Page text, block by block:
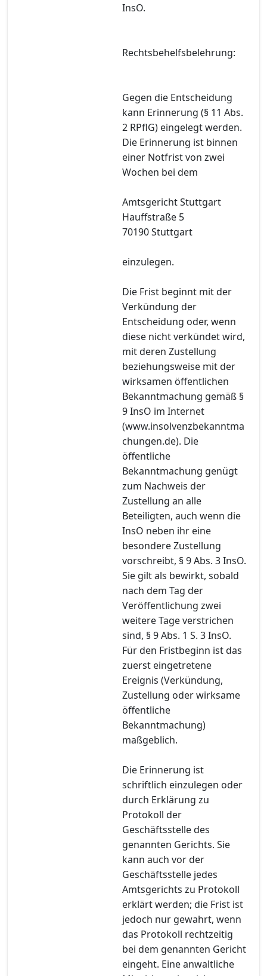
InsO.
Rechtsbehelfsbelehrung:
Gegen die Entscheidung
kann Erinnerung (§ 11 Abs.
2 RPflG) eingelegt werden.
Die Erinnerung ist binnen
einer Notfrist von zwei
Wochen bei dem
Amtsgericht Stuttgart
Hauffstraße 5
70190 Stuttgart
einzulegen.
Die Frist beginnt mit der
Verkündung der
Entscheidung oder, wenn
diese nicht verkündet wird,
mit deren Zustellung
beziehungsweise mit der
wirksamen öffentlichen
Bekanntmachung gemäß §
9 InsO im Internet
(www.insolvenzbekanntma
chungen.de). Die
öffentliche
Bekanntmachung genügt
zum Nachweis der
Zustellung an alle
Beteiligten, auch wenn die
InsO neben ihr eine
besondere Zustellung
vorschreibt, § 9 Abs. 3 InsO.
Sie gilt als bewirkt, sobald
nach dem Tag der
Veröffentlichung zwei
weitere Tage verstrichen
sind, § 9 Abs. 1 S. 3 InsO.
Für den Fristbeginn ist das
zuerst eingetretene
Ereignis (Verkündung,
Zustellung oder wirksame
öffentliche
Bekanntmachung)
maßgeblich.
Die Erinnerung ist
schriftlich einzulegen oder
durch Erklärung zu
Protokoll der
Geschäftsstelle des
genannten Gerichts. Sie
kann auch vor der
Geschäftsstelle jedes
Amtsgerichts zu Protokoll
erklärt werden; die Frist ist
jedoch nur gewahrt, wenn
das Protokoll rechtzeitig
bei dem genannten Gericht
eingeht. Eine anwaltliche